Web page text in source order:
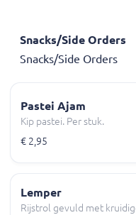
Snacks/Side Orders
Snacks/Side Orders
Pastei Ajam
Kip pastei. Per stuk.
€ 2,95
Lemper
Rijstrol gevuld met